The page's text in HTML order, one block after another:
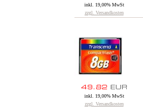
inkl. 19,00% MwSt
zzgl. Versandkosten
inkl. 19,00% MwSt
zzgl. Versandkosten